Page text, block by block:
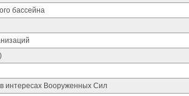
бассейна
интересах Вооруженных Сил